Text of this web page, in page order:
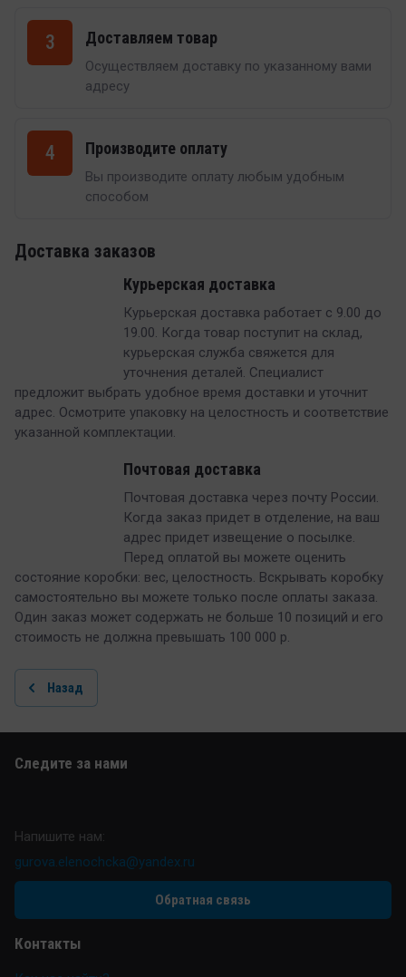
3 Доставляем товар
Осуществляем доставку по указанному вами
адресу
4 Производите оплату
Вы производите оплату любым удобным
способом
Доставка заказов
Курьерская доставка
Курьерская доставка работает с 9.00 до
19.00. Когда товар поступит на склад,
курьерская служба свяжется для
уточнения деталей. Специалист
предложит выбрать удобное время доставки и уточнит
адрес. Осмотрите упаковку на целостность и соответствие
указанной комплектации.
Почтовая доставка
Почтовая доставка через почту России.
Когда заказ придет в отделение, на ваш
адрес придет извещение о посылке.
Перед оплатой вы можете оценить
состояние коробки: вес, целостность. Вскрывать коробку
самостоятельно вы можете только после оплаты заказа.
Один заказ может содержать не больше 10 позиций и его
стоимость не должна превышать 100 000 р.
Назад
Следите за нами
Напишите нам:
gurova.elenochcka@yandex.ru
Обратная связь
Контакты